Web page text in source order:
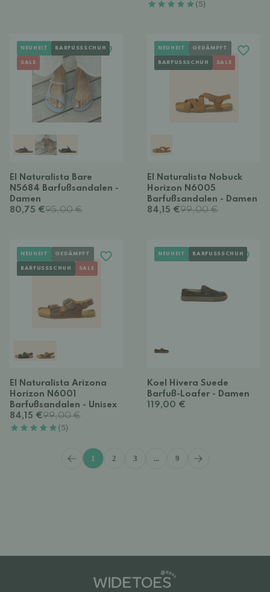
(5)
NEUHEIT BARFUSSSCHUH
SALE
El Naturalista Bare
N5684 Barfußsandalen -
Damen
80,75 €95,00 €
NEUHEIT GEDÄMPFT
BARFUSSSCHUH SALE
El Naturalista Nobuck
Horizon N6005
Barfußsandalen - Damen
84,15 €99,00 €
NEUHEIT GEDÄMPFT
BARFUSSSCHUH SALE
El Naturalista Arizona
Horizon N6001
Barfußsandalen - Unisex
84,15 €99,00 €
(5)
NEUHEIT BARFUSSSCHUH
Koel Hivera Suede
Barfuß-Loafer - Damen
119,00 €
1 2 3 ... 9